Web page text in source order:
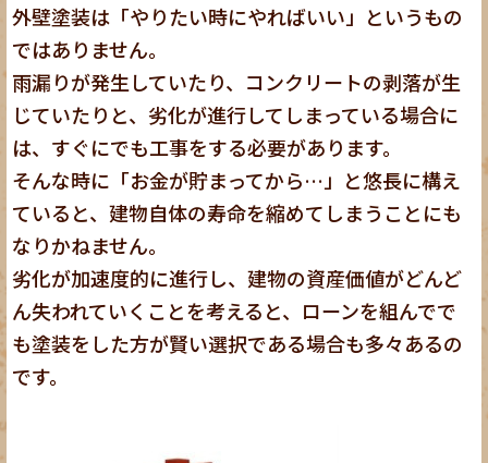
外壁塗装は「やりたい時にやればいい」というもの
ではありません。
雨漏りが発生していたり、コンクリートの剥落が生
じていたりと、劣化が進行してしまっている場合に
は、すぐにでも工事をする必要があります。
そんな時に「お金が貯まってから…」と悠長に構え
ていると、建物自体の寿命を縮めてしまうことにも
なりかねません。
劣化が加速度的に進行し、建物の資産価値がどんど
ん失われていくことを考えると、ローンを組んでで
も塗装をした方が賢い選択である場合も多々あるの
です。